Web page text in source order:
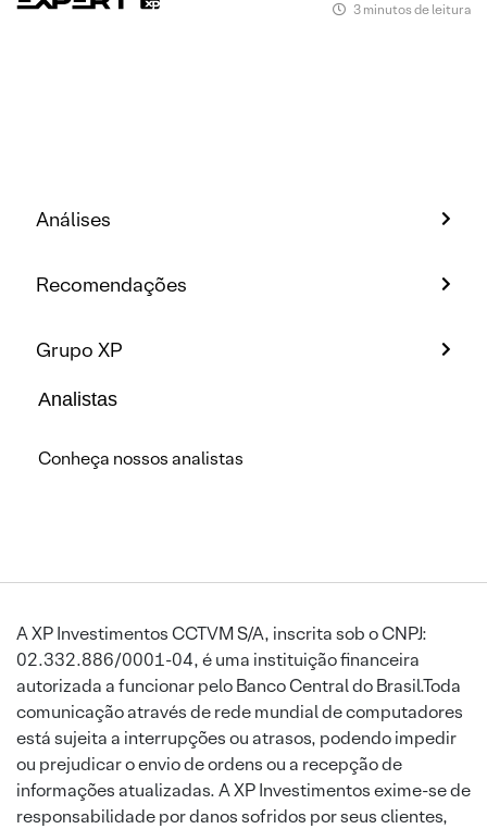
3 minutos de leitura
Análises
Recomendações
Grupo XP
Analistas
Conheça nossos analistas
A XP Investimentos CCTVM S/A, inscrita sob o CNPJ:
02.332.886/0001-04, é uma instituição financeira
autorizada a funcionar pelo Banco Central do Brasil.Toda
comunicação através de rede mundial de computadores
está sujeita a interrupções ou atrasos, podendo impedir
ou prejudicar o envio de ordens ou a recepção de
informações atualizadas. A XP Investimentos exime-se de
responsabilidade por danos sofridos por seus clientes,